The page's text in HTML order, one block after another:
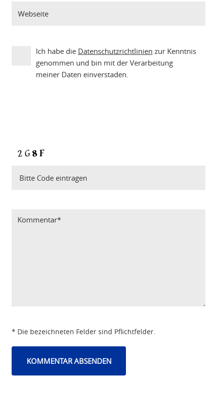
Ich habe die Datenschutzrichtlinien zur Kenntnis
genommen und bin mit der Verarbeitung
meiner Daten einverstaden.
* Die bezeichneten Felder sind Pflichtfelder.